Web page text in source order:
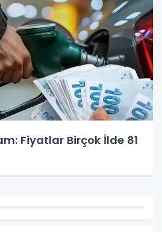
Fiyatlar Birçok İlde 81